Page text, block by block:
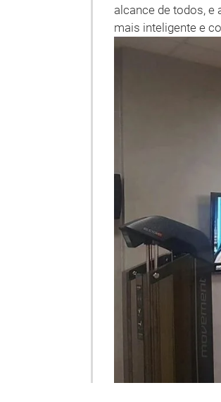
alcance de todos, e
mais inteligente e